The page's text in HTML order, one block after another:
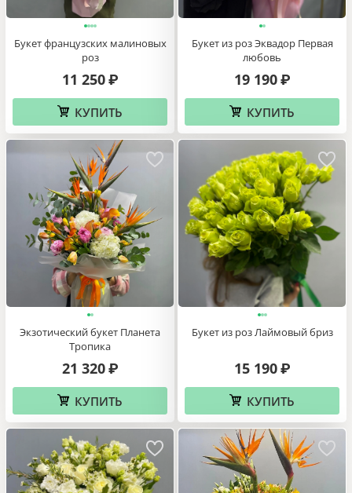
Букет французских малиновых
роз
11 250 ₽
КУПИТЬ
Букет из роз Эквадор Первая
любовь
19 190 ₽
КУПИТЬ
Экзотический букет Планета
Тропика
21 320 ₽
КУПИТЬ
Букет из роз Лаймовый бриз
15 190 ₽
КУПИТЬ